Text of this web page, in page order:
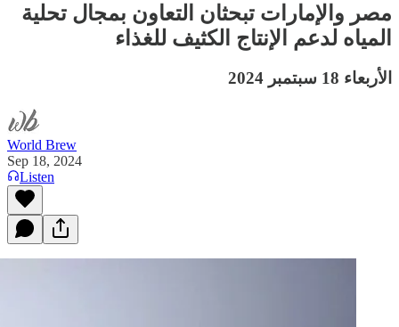
مصر والإمارات تبحثان التعاون بمجال تحلية
المياه لدعم الإنتاج الكثيف للغذاء
الأربعاء 18 سبتمبر 2024
World Brew
Sep 18, 2024
Listen